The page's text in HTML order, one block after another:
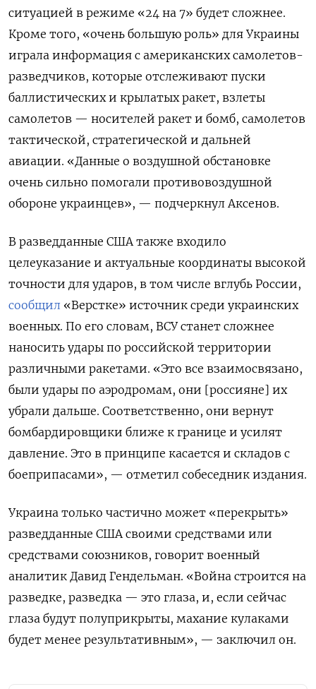
ситуацией в режиме «24 на 7» будет сложнее.
Кроме того, «очень большую роль» для Украины
играла информация с американских самолетов-
разведчиков, которые отслеживают пуски
баллистических и крылатых ракет, взлеты
самолетов — носителей ракет и бомб, самолетов
тактической, стратегической и дальней
авиации. «Данные о воздушной обстановке
очень сильно помогали противовоздушной
обороне украинцев», — подчеркнул Аксенов.
В разведданные США также входило
целеуказание и актуальные координаты высокой
точности для ударов, в том числе вглубь России,
сообщил «Верстке» источник среди украинских
военных. По его словам, ВСУ станет сложнее
наносить удары по российской территории
различными ракетами. «Это все взаимосвязано,
были удары по аэродромам, они [россияне] их
убрали дальше. Соответственно, они вернут
бомбардировщики ближе к границе и усилят
давление. Это в принципе касается и складов с
боеприпасами», — отметил собеседник издания.
Украина только частично может «перекрыть»
разведданные США своими средствами или
средствами союзников, говорит военный
аналитик Давид Гендельман. «Война строится на
разведке, разведка — это глаза, и, если сейчас
глаза будут полуприкрыты, махание кулаками
будет менее результативным», — заключил он.